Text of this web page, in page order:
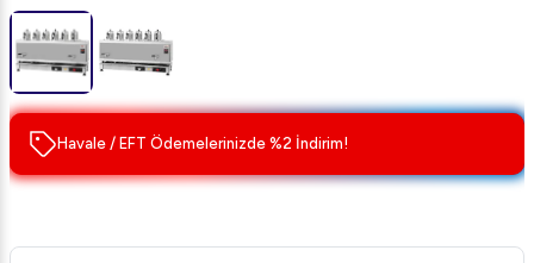
Havale / EFT Ödemelerinizde %2 İndirim!